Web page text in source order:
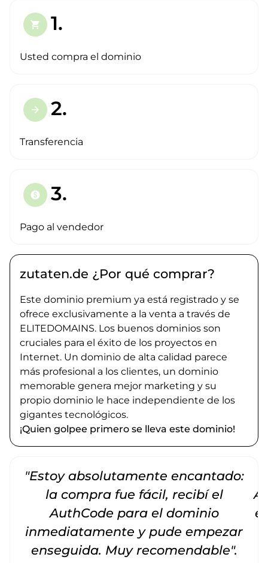
shopping_cart 1.
Usted compra el dominio
arrow_forward 2.
Transferencia
paid 3.
Pago al vendedor
zutaten.de ¿Por qué comprar?
Este dominio premium ya está registrado y se
ofrece exclusivamente a la venta a través de
ELITEDOMAINS. Los buenos dominios son
cruciales para el éxito de los proyectos en
Internet. Un dominio de alta calidad parece
más profesional a los clientes, un dominio
memorable genera mejor marketing y su
propio dominio le hace independiente de los
gigantes tecnológicos.
¡Quien golpee primero se lleva este dominio!
"Estoy absolutamente encantado:
la compra fue fácil, recibí el
AuthCode para el dominio
inmediatamente y pude empezar
enseguida. Muy recomendable".